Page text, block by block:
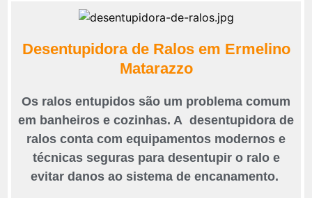
Desentupidora de Ralos em Ermelino
Matarazzo
Os ralos entupidos são um problema comum
em banheiros e cozinhas. A desentupidora de
ralos conta com equipamentos modernos e
técnicas seguras para desentupir o ralo e
evitar danos ao sistema de encanamento.